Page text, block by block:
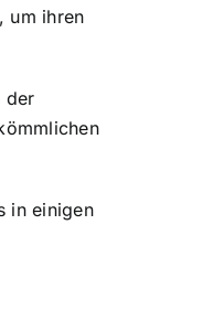
um ihren
der
in einigen